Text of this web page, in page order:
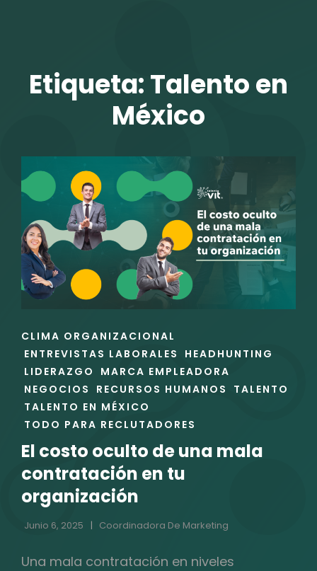
Etiqueta:Talento en
México
ENLACES
DE
LAS
CATEGORÍAS
CLIMA ORGANIZACIONAL
ENTREVISTAS LABORALES
HEADHUNTING
LIDERAZGO
MARCA EMPLEADORA
NEGOCIOS
RECURSOS HUMANOS
TALENTO
TALENTO EN MÉXICO
TODO PARA RECLUTADORES
El costo oculto de una mala
contratación en tu
organización
Junio 6, 2025 Coordinadora De Marketing
Una mala contratación en niveles